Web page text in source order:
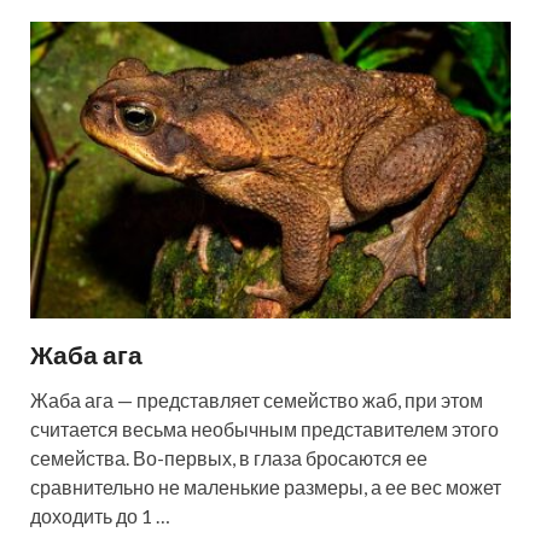
Жаба ага
Жаба ага — представляет семейство жаб, при этом
считается весьма необычным представителем этого
семейства. Во-первых, в глаза бросаются ее
сравнительно не маленькие размеры, а ее вес может
доходить до 1 …